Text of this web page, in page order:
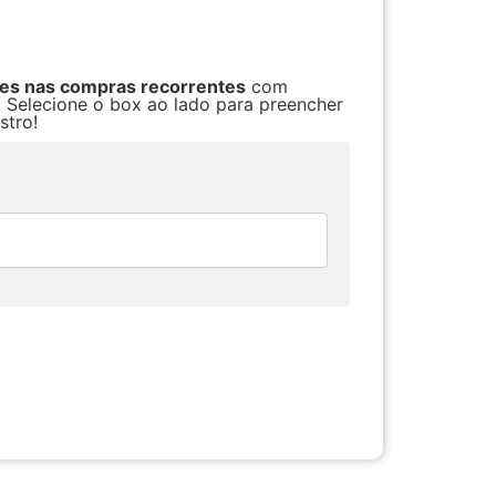
nas compras recorrentes com
Selecione o box ao lado para preencher